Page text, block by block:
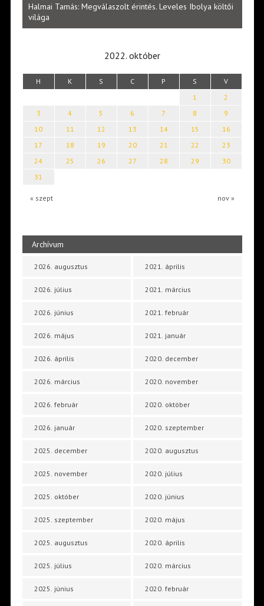
Halmai Tamás: Megválaszolt érintés. Leveles Ibolya költői
világa
2022. október
H K S C P S V
« szept nov »
1
2
3
4 5 6 7 8
9
10
11 12 13 14 15
16
17
18 19 20 21 22
23
24
25 26 27 28 29
30
31
Archívum
2026. augusztus
2026. július
2026. június
2026. május
2026. április
2026. március
2026. február
2026. január
2025. december
2025. november
2025. október
2025. szeptember
2025. augusztus
2025. július
2025. június
2021. április
2021. március
2021. február
2021. január
2020. december
2020. november
2020. október
2020. szeptember
2020. augusztus
2020. július
2020. június
2020. május
2020. április
2020. március
2020. február